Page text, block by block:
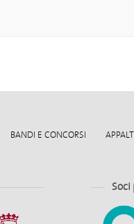
BANDI E CONCORSI